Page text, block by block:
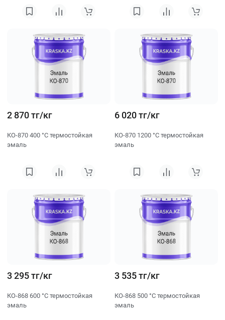
2 870 тг/кг
КО-870 400 °C термостойкая
эмаль
6 020 тг/кг
КО-870 1200 °C термостойкая
эмаль
3 295 тг/кг
КО-868 600 °C термостойкая
эмаль
3 535 тг/кг
КО-868 500 °C термостойкая
эмаль